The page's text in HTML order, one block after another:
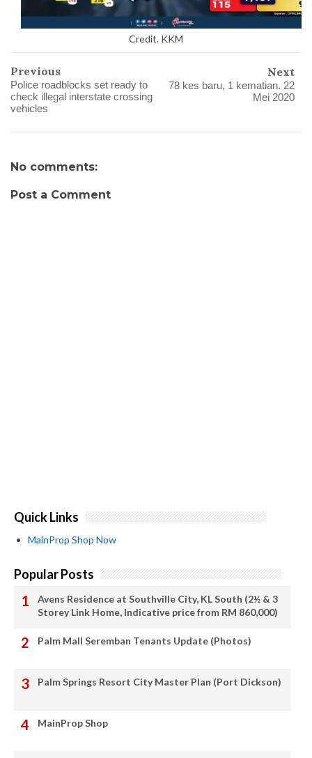
Credit. KKM
Previous
Police roadblocks set ready to
check illegal interstate crossing
vehicles
Next
78 kes baru, 1 kematian. 22
Mei 2020
No comments:
Post a Comment
Quick Links
MainProp Shop Now
Popular Posts
Avens Residence at Southville City, KL South (2½ & 3
Storey Link Home, Indicative price from RM 860,000)
Palm Mall Seremban Tenants Update (Photos)
Palm Springs Resort City Master Plan (Port Dickson)
MainProp Shop